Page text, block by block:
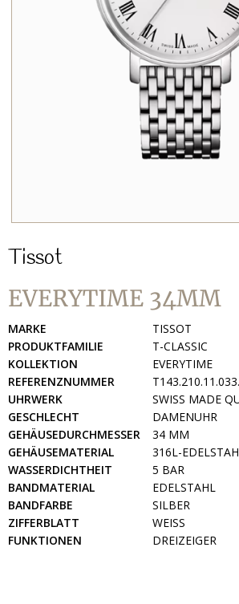
Tissot
EVERYTIME 34MM
MARKE
TISSOT
PRODUKTFAMILIE
T-CLASSIC
KOLLEKTION
EVERYTIME
REFERENZNUMMER
UHRWERK
SWISS MADE
GESCHLECHT
DAMENUHR
GEHÄUSEDURCHMESSER
34 MM
GEHÄUSEMATERIAL
316L-
WASSERDICHTHEIT
5 BAR
BANDMATERIAL
EDELSTAHL
BANDFARBE
SILBER
ZIFFERBLATT
WEISS
FUNKTIONEN
DREIZEIGER